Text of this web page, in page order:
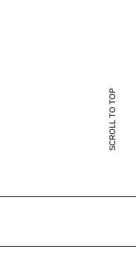
SCROLL TO TOP